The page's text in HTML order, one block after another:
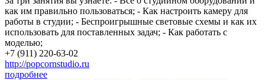
как им правильно пользоваться; - Как настроить камеру для
работы в студии; - Беспроигрышные световые схемы и как их
использовать для поставленных задач; - Как работать с
моделью;
+7 (911) 220-63-02
http://popcornstudio.ru
подробнее